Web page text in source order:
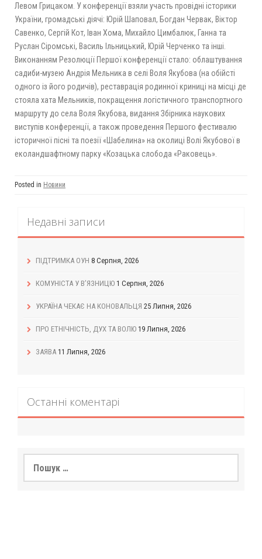
Левом Грицаком. У конференції взяли участь провідні історики
України, громадські діячі: Юрій Шаповал, Богдан Червак, Віктор
Савенко, Сергій Кот, Іван Хома, Михайло Цимбалюк, Ганна та
Руслан Сіромські, Василь Ільницький, Юрій Черченко та інші.
Виконанням Резолюції Першої конференції стало: облаштування
садиби-музею Андрія Мельника в селі Воля Якубова (на обійсті
одного із його родичів), реставрація родинної криниці на місці де
стояла хата Мельників, покращення логістичного транспортного
маршруту до села Воля Якубова, видання Збірника наукових
виступів конференції, а також проведення Першого фестивалю
історичної пісні та поезії «Шабелина» на околиці Волі Якубової в
еколандшафтному парку «Козацька слобода «Раковець».
Posted in Новини
Недавні записи
ПІДТРИМКА ОУН 8 Серпня, 2026
КОМУНІСТА У В’ЯЗНИЦЮ 1 Серпня, 2026
УКРАЇНА ЧЕКАЄ НА КОНОВАЛЬЦЯ 25 Липня, 2026
ПРО ЕТНІЧНІСТЬ, ДУХ ТА ВОЛЮ 19 Липня, 2026
ЗАЯВА 11 Липня, 2026
Останні коментарі